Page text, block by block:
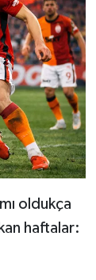
oldukça
haftalar: